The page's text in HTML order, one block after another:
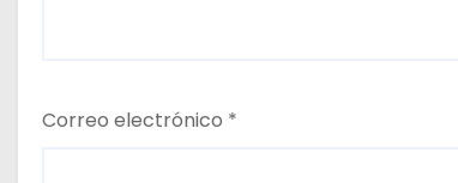
Correo electrónico *